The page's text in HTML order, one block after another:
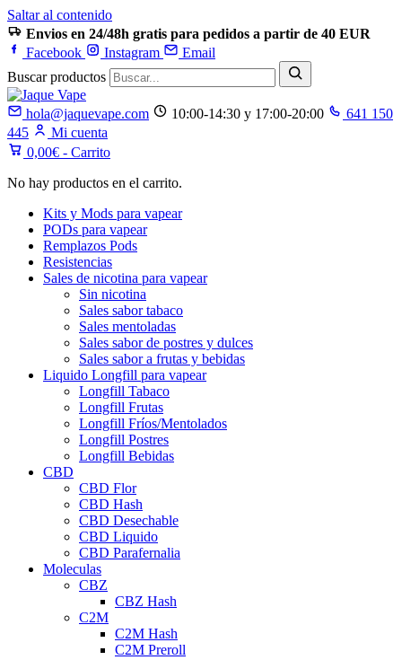
Saltar al contenido
Envios en 24/48h gratis para pedidos a partir de 40 EUR
Facebook
Instagram
Email
Buscar productos
hola@jaquevape.com 10:00-14:30 y 17:00-20:00
641 150
445
Mi cuenta
0,00€ - Carrito
No hay productos en el carrito.
Kits y Mods para vapear
PODs para vapear
Remplazos Pods
Resistencias
Sales de nicotina para vapear
Sin nicotina
Sales sabor tabaco
Sales mentoladas
Sales sabor de postres y dulces
Sales sabor a frutas y bebidas
Liquido Longfill para vapear
Longfill Tabaco
Longfill Frutas
Longfill Fríos/Mentolados
Longfill Postres
Longfill Bebidas
CBD
CBD Flor
CBD Hash
CBD Desechable
CBD Liquido
CBD Parafernalia
Moleculas
CBZ
CBZ Hash
C2M
C2M Hash
C2M Preroll